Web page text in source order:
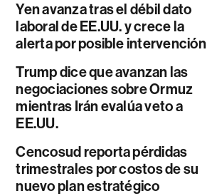
Yen avanza tras el débil dato
laboral de EE.UU. y crece la
alerta por posible intervención
Trump dice que avanzan las
negociaciones sobre Ormuz
mientras Irán evalúa veto a
EE.UU.
Cencosud reporta pérdidas
trimestrales por costos de su
nuevo plan estratégico